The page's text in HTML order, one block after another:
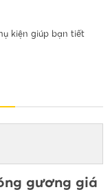
kiện giúp bạn tiết
gương giá